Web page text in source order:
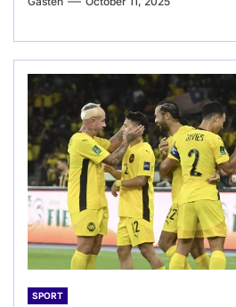
SPORT